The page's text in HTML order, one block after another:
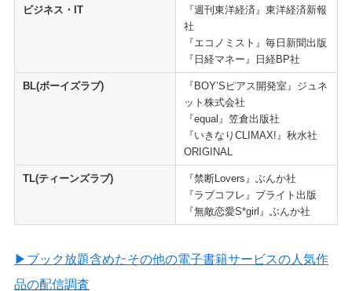
ビジネス・IT
『週刊東洋経済』東洋経済新報
社
『エコノミスト』毎日新聞出版
『日経マネー』日経BP社
BL(ボーイズラブ)
『BOY’Sピアス開発室』ジュネ
ット株式会社
『equal』笠倉出版社
『いきなりCLIMAX!』秋水社
ORIGINAL
TL(ティーンズラブ)
『禁断Lovers』ぶんか社
『ラブコフレ』ブライト出版
『無敵恋愛S*girl』ぶんか社
▶ブック放題含めたその他の電子書籍サービスの人気作
品の配信調査